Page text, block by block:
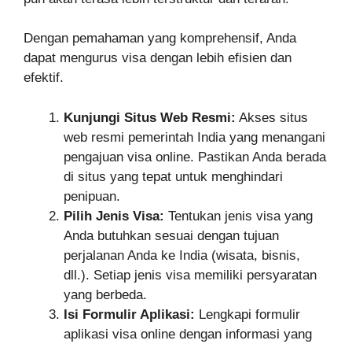
Dengan pemahaman yang komprehensif, Anda
dapat mengurus visa dengan lebih efisien dan
efektif.
Kunjungi Situs Web Resmi: Akses situs
web resmi pemerintah India yang menangani
pengajuan visa online. Pastikan Anda berada
di situs yang tepat untuk menghindari
penipuan.
Pilih Jenis Visa: Tentukan jenis visa yang
Anda butuhkan sesuai dengan tujuan
perjalanan Anda ke India (wisata, bisnis,
dll.). Setiap jenis visa memiliki persyaratan
yang berbeda.
Isi Formulir Aplikasi: Lengkapi formulir
aplikasi visa online dengan informasi yang